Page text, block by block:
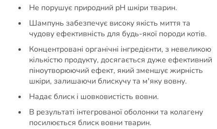
Не порушує природний рН шкіри тварин.
Шампунь забезпечує високу якість миття та
чудову ефективність для будь-якої породи котів.
Концентровані органічні інгредієнти, з невеликою
кількістю продукту, досягається дуже ефективний
піноутворюючий ефект, який зменшує жирність
шкіри, залишаючи блискучу та м'яку вовну.
Надає блиск і шовковистість вовни.
В результаті інтегрованої оболонки та колагену
посилюється блиск вовни тварин.